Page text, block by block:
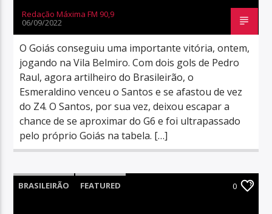
Redação Máxima FM 90,9
06/09/2022
O Goiás conseguiu uma importante vitória, ontem,
jogando na Vila Belmiro. Com dois gols de Pedro
Raul, agora artilheiro do Brasileirão, o
Esmeraldino venceu o Santos e se afastou de vez
do Z4. O Santos, por sua vez, deixou escapar a
chance de se aproximar do G6 e foi ultrapassado
pelo próprio Goiás na tabela. […]
BRASILEIRÃO FEATURED 0